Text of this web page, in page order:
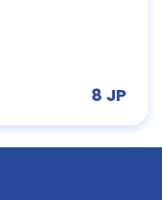
8 JP